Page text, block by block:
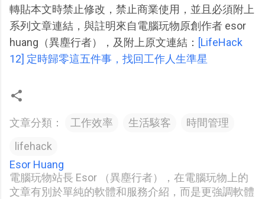
轉貼本文時禁止修改，禁止商業使用，並且必須附上
系列文章連結，與註明來自電腦玩物原創作者 esor
huang（異塵行者），及附上原文連結： [LifeHack
12] 定時歸零這五件事，找回工作人生準星
文章分類： 工作效率 生活駭客
時間管理
lifehack
Esor Huang
電腦玩物站長 Esor （異塵行者），在電腦玩物上的
文章有別於單純的軟體和服務介紹，而是更強調軟體